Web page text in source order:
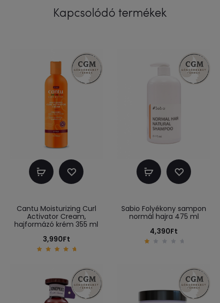
Kapcsolódó termékek
Kosárba
Cantu Moisturizing Curl
Activator Cream,
hajformázó krém 355 ml
3,990Ft
Kosárba
Sabio Folyékony sampon
normál hajra 475 ml
4,390Ft
5